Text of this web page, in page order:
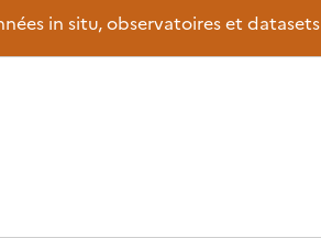
in situ, observatoires et datasets